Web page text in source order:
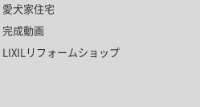
愛犬家住宅
完成動画
LIXILリフォームショップ